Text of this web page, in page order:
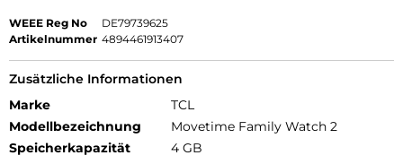
WEEE Reg No
DE79739625
Artikelnummer 4894461913407
Zusätzliche Informationen
Marke
TCL
Modellbezeichnung
Movetime Family Watch 2
Speicherkapazität
4 GB